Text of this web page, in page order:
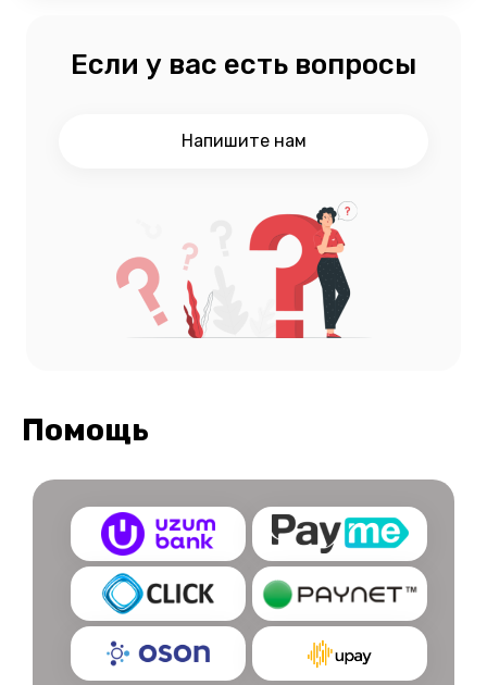
Если у вас есть вопросы
Напишите нам
Помощь